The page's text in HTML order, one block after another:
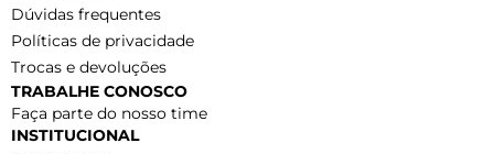
Dúvidas frequentes
Políticas de privacidade
Trocas e devoluções
TRABALHE CONOSCO
Faça parte do nosso time
INSTITUCIONAL